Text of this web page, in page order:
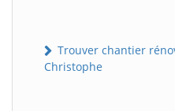
Trouver chantier
Christophe